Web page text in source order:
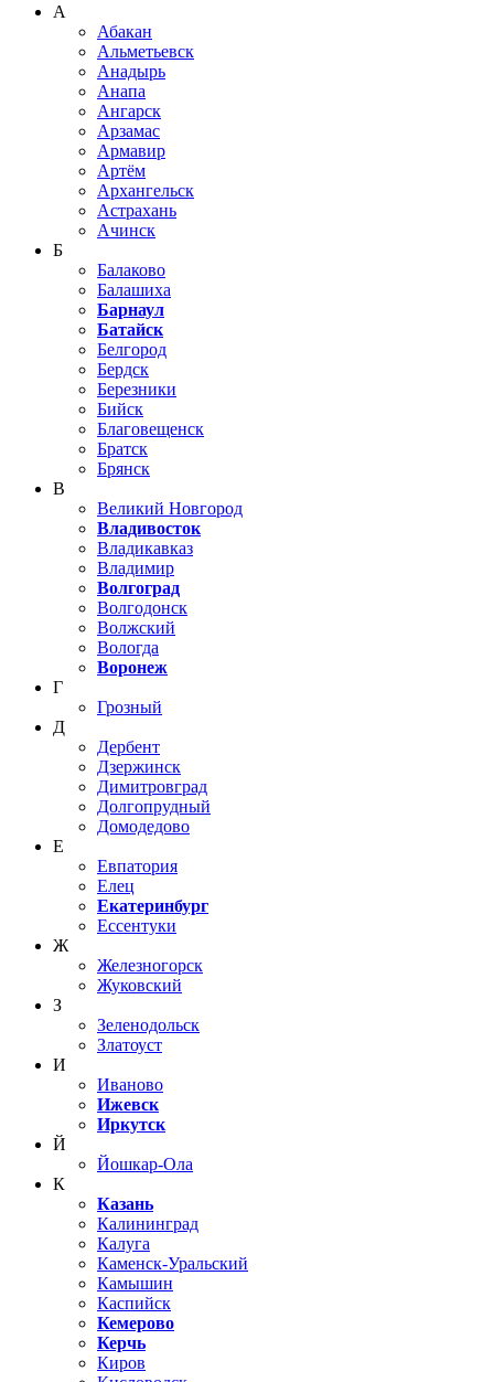
А
Абакан
Альметьевск
Анадырь
Анапа
Ангарск
Арзамас
Армавир
Артём
Архангельск
Астрахань
Ачинск
Б
Балаково
Балашиха
Барнаул
Батайск
Белгород
Бердск
Березники
Бийск
Благовещенск
Братск
Брянск
В
Великий Новгород
Владивосток
Владикавказ
Владимир
Волгоград
Волгодонск
Волжский
Вологда
Воронеж
Г
Грозный
Д
Дербент
Дзержинск
Димитровград
Долгопрудный
Домодедово
Е
Евпатория
Елец
Екатеринбург
Ессентуки
Ж
Железногорск
Жуковский
З
Зеленодольск
Златоуст
И
Иваново
Ижевск
Иркутск
Й
Йошкар-Ола
К
Казань
Калининград
Калуга
Каменск-Уральский
Камышин
Каспийск
Кемерово
Керчь
Киров